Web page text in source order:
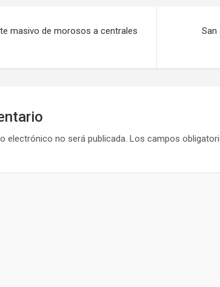
masivo de morosos a centrales
San
electrónico no será publicada. Los campos